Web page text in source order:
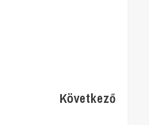
Következő